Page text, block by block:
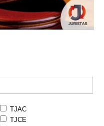
TJAC
TJCE